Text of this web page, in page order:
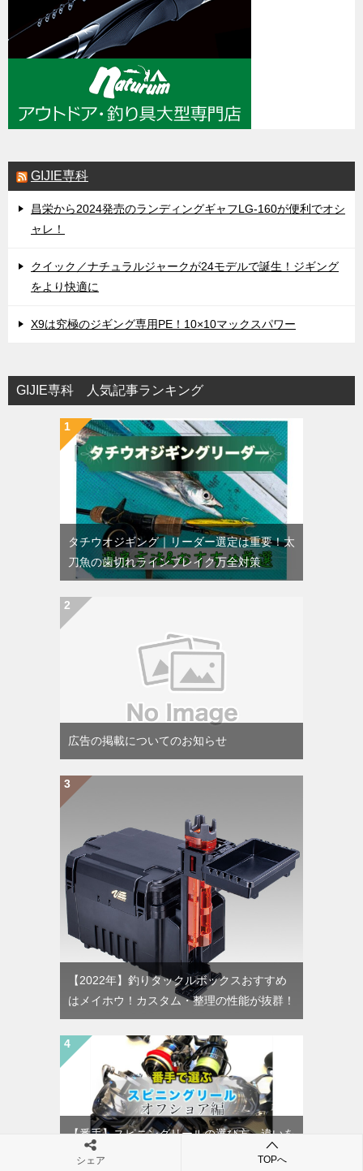
GIJIE専科
昌栄から2024発売のランディングギャフLG-160が便利でオシ
ャレ！
クイック／ナチュラルジャークが24モデルで誕生！ジギング
をより快適に
X9は究極のジギング専用PE！10×10マックスパワー
GIJIE専科 人気記事ランキング
タチウオジギング｜リーダー選定は重要！太
刀魚の歯切れラインブレイク万全対策
広告の掲載についてのお知らせ
【2022年】釣りタックルボックスおすすめ
はメイホウ！カスタム・整理の性能が抜群！
【番手】スピニングリールの選び方。違いを
理解すれば飛距離も変わる。｜オフショア編
シェア TOPへ